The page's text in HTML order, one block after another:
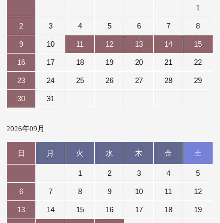
1
2 3 4 5 6 7 8
9 10 11 12 13 14 15
16 17 18 19 20 21 22
23 24 25 26 27 28 29
30 31
2026年09月
日 月 火 水 木 金 土
1 2 3 4 5
6 7 8 9 10 11 12
13 14 15 16 17 18 19